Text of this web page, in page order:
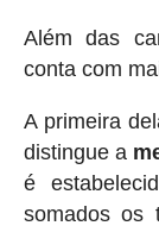
Além das
conta com
A primeira
distingue a
é
somados os